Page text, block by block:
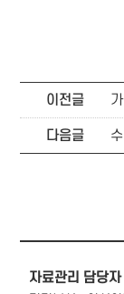
이전글
다음글
자료관리 담당자